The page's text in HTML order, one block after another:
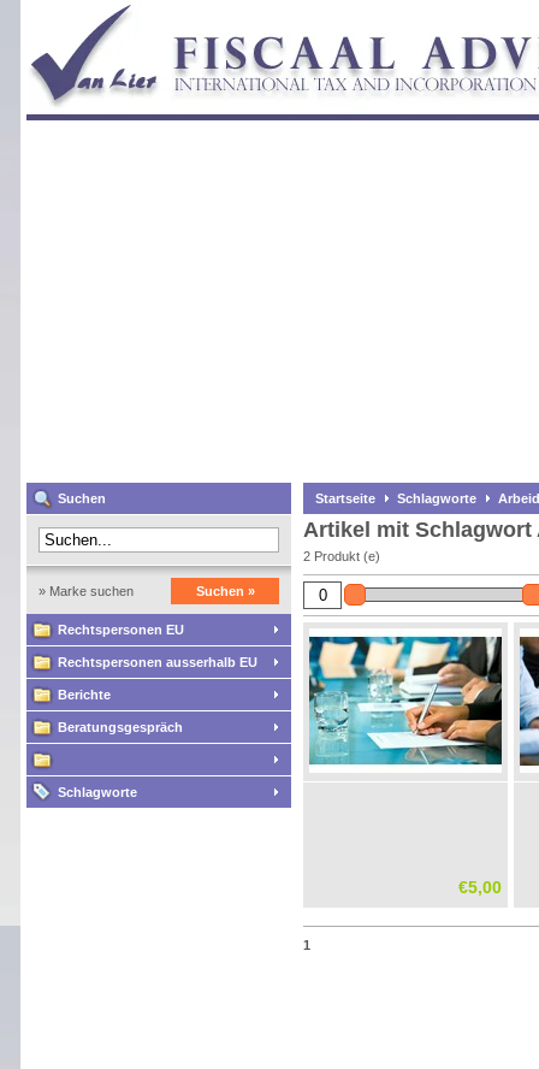
Suchen
» Marke suchen Suchen »
Rechtspersonen EU
Rechtspersonen ausserhalb EU
Berichte
Beratungsgespräch
Schlagworte
Startseite Schlagworte
Artikel mit
2 Produkt (e)
€5,00
1